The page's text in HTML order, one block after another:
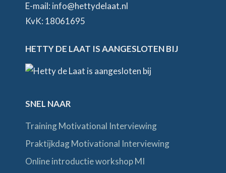
E-mail: info@hettydelaat.nl
KvK: 18061695
HETTY DE LAAT IS AANGESLOTEN BIJ
SNEL NAAR
Training Motivational Interviewing
Praktijkdag Motivational Interviewing
Online introductie workshop MI